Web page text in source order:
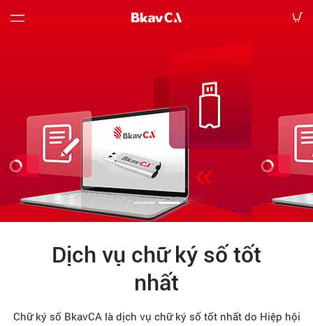
Hướng
tức
hệ
Dịch vụ chữ ký số tốt
nhất
Chữ ký số BkavCA là dịch vụ chữ ký số tốt nhất do Hiệp hội